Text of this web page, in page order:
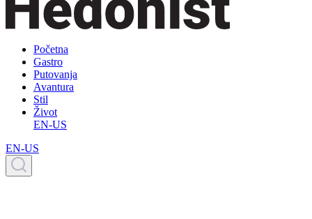
Početna
Gastro
Putovanja
Avantura
Stil
Život
EN-US
EN-US